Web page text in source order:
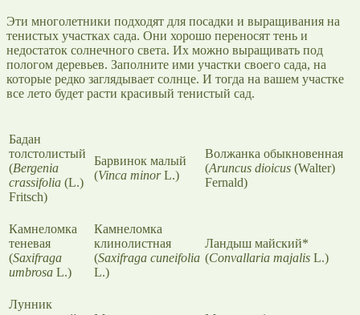
Эти многолетники подходят для посадки и выращивания на
тенистых участках сада. Они хорошо переносят тень и
недостаток солнечного света. Их можно выращивать под
пологом деревьев. Заполните ими участки своего сада, на
которые редко заглядывает солнце. И тогда на вашем участке
все лето будет расти красивый тенистый сад.
Бадан
толстолистый
(Bergenia
crassifolia (L.)
Fritsch)
Барвинок малый
(Vinca minorL.)
Волжанка обыкновенная
(Aruncus dioicus (Walter)
Fernald)
Камнеломка
теневая
(Saxifraga
umbrosa L.)
Камнеломка
клинолистная
(Saxifraga cuneifolia
L.)
Ландыш майский*
(Convallaria majalis L.)
Лунник